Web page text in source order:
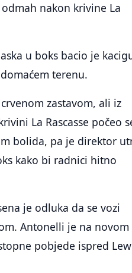
nakon krivine La
u boks bacio je
terenu.
zastavom, ali iz
La Rascasse počeo
bolida, pa je direktor
kako bi radnici hitno
je odluka da se vozi
Antonelli je na novom
pobjede ispred